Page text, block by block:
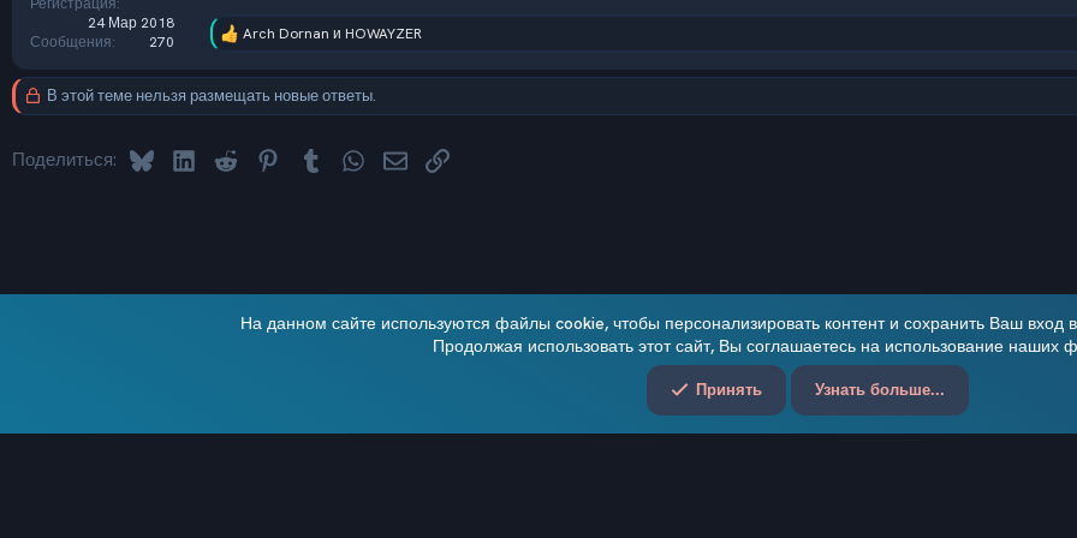
24 Мар 2018
Сообщения
270
Р
а
к
ц
и
:
Arch Dornan и HOWAYZER
В этой теме нельзя размещать новые ответы.
Поделиться: BlueskyLinkedInReddit PinterestTumblrWhatsAppЭлектронная почта
Ссылка
Обратная связь
На данном сайте используются файлы cookie, чтобы персонализировать контент и сохранить Ваш вход
Продолжая использовать этот сайт, Вы соглашаетесь на использование наших
Принять Узнать больше...